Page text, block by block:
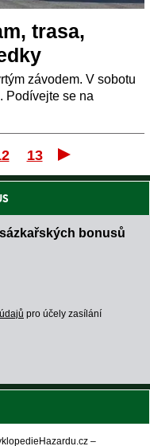
trasa,
závodem. V sobotu
Podívejte se na
13
bonusů
pro účely zasílání
–